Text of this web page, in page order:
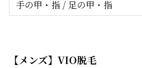
手の甲・指 / 足の甲・指
【メンズ】VIO脱毛